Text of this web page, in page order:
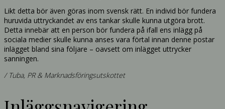
Likt detta bör även göras inom svensk rätt. En individ bör fundera
huruvida uttryckandet av ens tankar skulle kunna utgöra brott.
Detta innebär att en person bör fundera på ifall ens inlägg på
sociala medier skulle kunna anses vara förtal innan denne postar
inlägget bland sina följare – oavsett om inlägget uttrycker
sanningen.
/ Tuba, PR & Marknadsföringsutskottet